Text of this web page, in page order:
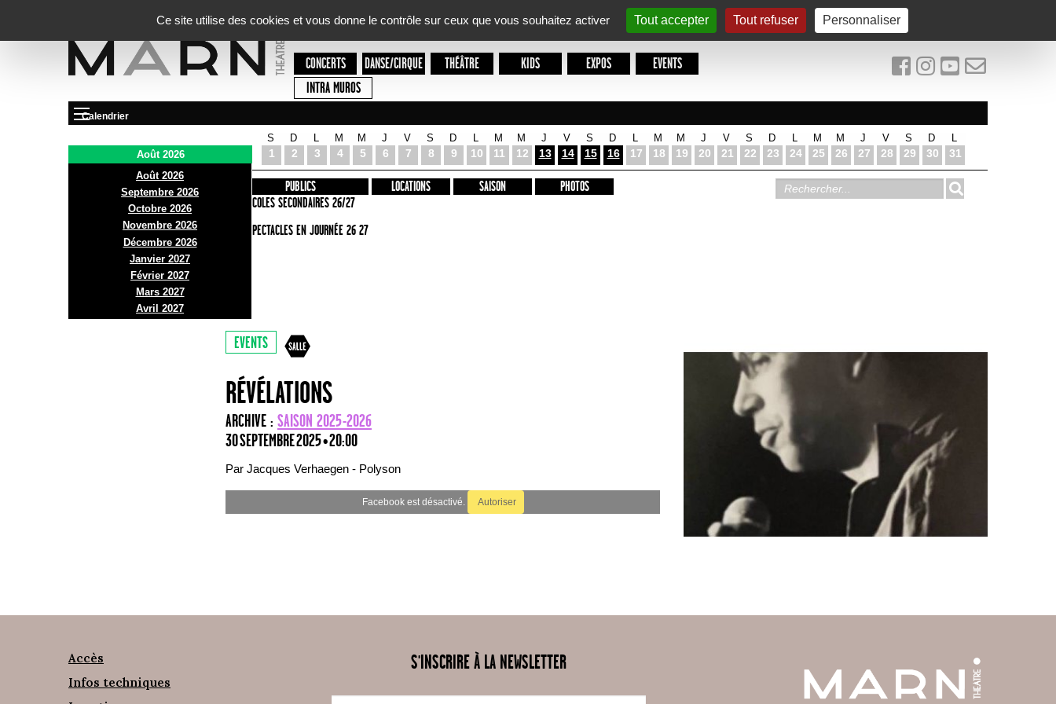
Ce site utilise des cookies et vous donne le contrôle sur ceux que vous souhaitez activer
Tout accepter Tout refuser Personnaliser
CONCERTS DANSE/CIRQUE THÉÂTRE KIDS EXPOS
EVENTS
INTRA MUROS
Calendrier
Août 2026
Août 2026
Septembre 2026
Octobre 2026
Novembre 2026
Décembre 2026
Janvier 2027
Février 2027
Mars 2027
Avril 2027
S
1
D
2 3
M
4
M
5
J
6
V
7
S
8
D
9 10
M
11
M
12
J
13
V
14
S
15
D
16 17
M
18
M
19
J
20
V
21
S
22
D
23 24
M
25
M
26
J
27
V
28
S
29
D
30 31
PRÉSENTATION
INFOS PRATIQUES
ACCES
BAR ET BISTRO
BILLETTERIE
PUBLICS
ECOLES SECONDAIRES 26/27
SPECTACLES EN JOURNÉE 26 27
LOCATIONS SAISON PHOTOS
EVENTS
RÉVÉLATIONS
ARCHIVE : SAISON 2025-2026
30 SEPTEMBRE 2025 • 20:00
Par Jacques Verhaegen - Polyson
Facebook est désactivé. Autoriser
Accès
Infos techniques
S'INSCRIRE À LA NEWSLETTER